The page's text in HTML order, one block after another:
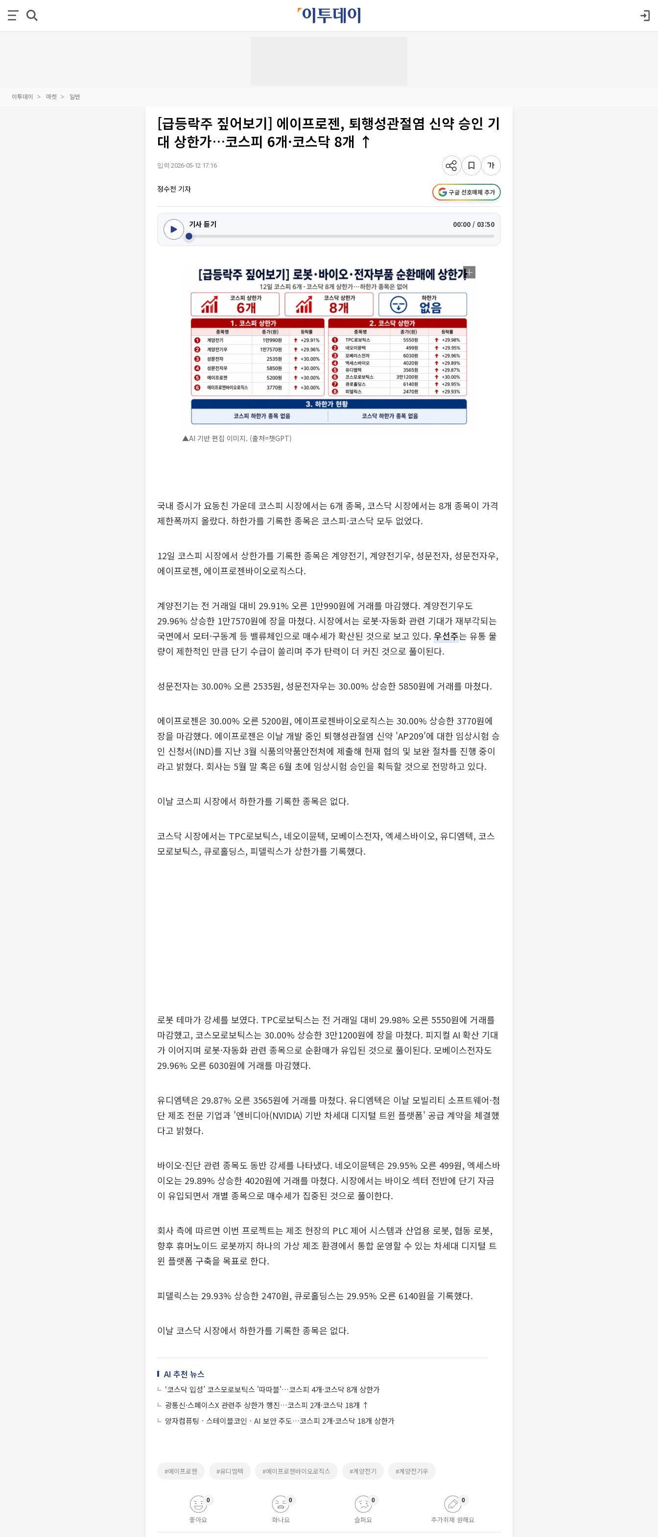
이투데이 마켓 일반
[급등락주 짚어보기] 에이프로젠, 퇴행성관절염 신약 승인 기
대 상한가…코스피 6개·코스닥 8개 ↑
입력 2026-05-12 17:16
정수천 기자 구글 선호매체 추가
기사 듣기 00:00 / 03:50
▲AI 기반 편집 이미지. (출처=챗GPT)
국내 증시가 요동친 가운데 코스피 시장에서는 6개 종목, 코스닥 시장에서는 8개 종목이 가격
제한폭까지 올랐다. 하한가를 기록한 종목은 코스피·코스닥 모두 없었다.
12일 코스피 시장에서 상한가를 기록한 종목은 계양전기, 계양전기우, 성문전자, 성문전자우,
에이프로젠, 에이프로젠바이오로직스다.
계양전기는 전 거래일 대비 29.91% 오른 1만990원에 거래를 마감했다. 계양전기우도
29.96% 상승한 1만7570원에 장을 마쳤다. 시장에서는 로봇·자동화 관련 기대가 재부각되는
국면에서 모터·구동계 등 밸류체인으로 매수세가 확산된 것으로 보고 있다. 우선주는 유통 물
량이 제한적인 만큼 단기 수급이 쏠리며 주가 탄력이 더 커진 것으로 풀이된다.
성문전자는 30.00% 오른 2535원, 성문전자우는 30.00% 상승한 5850원에 거래를 마쳤다.
에이프로젠은 30.00% 오른 5200원, 에이프로젠바이오로직스는 30.00% 상승한 3770원에
장을 마감했다. 에이프로젠은 이날 개발 중인 퇴행성관절염 신약 'AP209'에 대한 임상시험 승
인 신청서(IND)를 지난 3월 식품의약품안전처에 제출해 현재 협의 및 보완 절차를 진행 중이
라고 밝혔다. 회사는 5월 말 혹은 6월 초에 임상시험 승인을 획득할 것으로 전망하고 있다.
이날 코스피 시장에서 하한가를 기록한 종목은 없다.
코스닥 시장에서는 TPC로보틱스, 네오이뮨텍, 모베이스전자, 엑세스바이오, 유디엠텍, 코스
모로보틱스, 큐로홀딩스, 피델릭스가 상한가를 기록했다.
로봇 테마가 강세를 보였다. TPC로보틱스는 전 거래일 대비 29.98% 오른 5550원에 거래를
마감했고, 코스모로보틱스는 30.00% 상승한 3만1200원에 장을 마쳤다. 피지컬 AI 확산 기대
가 이어지며 로봇·자동화 관련 종목으로 순환매가 유입된 것으로 풀이된다. 모베이스전자도
29.96% 오른 6030원에 거래를 마감했다.
유디엠텍은 29.87% 오른 3565원에 거래를 마쳤다. 유디엠텍은 이날 모빌리티 소프트웨어·첨
단 제조 전문 기업과 '엔비디아(NVIDIA) 기반 차세대 디지털 트윈 플랫폼' 공급 계약을 체결했
다고 밝혔다.
바이오·진단 관련 종목도 동반 강세를 나타냈다. 네오이뮨텍은 29.95% 오른 499원, 엑세스바
이오는 29.89% 상승한 4020원에 거래를 마쳤다. 시장에서는 바이오 섹터 전반에 단기 자금
이 유입되면서 개별 종목으로 매수세가 집중된 것으로 풀이한다.
회사 측에 따르면 이번 프로젝트는 제조 현장의 PLC 제어 시스템과 산업용 로봇, 협동 로봇,
향후 휴머노이드 로봇까지 하나의 가상 제조 환경에서 통합 운영할 수 있는 차세대 디지털 트
윈 플랫폼 구축을 목표로 한다.
피델릭스는 29.93% 상승한 2470원, 큐로홀딩스는 29.95% 오른 6140원을 기록했다.
이날 코스닥 시장에서 하한가를 기록한 종목은 없다.
AI 추천 뉴스
‘코스닥 입성’ 코스모로보틱스 '따따블'…코스피 4개·코스닥 8개 상한가
광통신·스페이스X 관련주 상한가 행진…코스피 2개·코스닥 18개 ↑
양자컴퓨팅ㆍ스테이블코인ㆍAI 보안 주도…코스피 2개·코스닥 18개 상한가
#에이프로젠 #유디엠텍 #에이프로젠바이오로직스 #계양전기 #계양전기우
좋아요
0
화나요
0
슬퍼요
0
추가취재 원해요
0